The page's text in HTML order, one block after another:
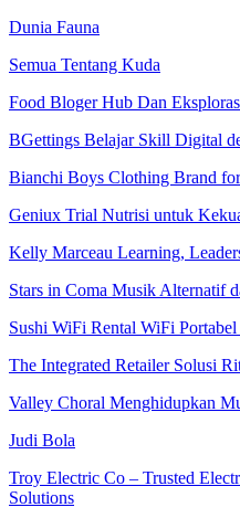
Dunia Fauna
Semua Tentang Kuda
Food Bloger Hub Dan
BGettings Belajar Skill Digital
Bianchi Boys Clothing Brand
Geniux Trial Nutrisi untuk
Kelly Marceau Learning,
Stars in Coma Musik Alternatif
Sushi WiFi Rental WiFi
The Integrated Retailer Solusi
Valley Choral Menghidupkan
Judi Bola
Troy Electric Co – Trusted
Solutions